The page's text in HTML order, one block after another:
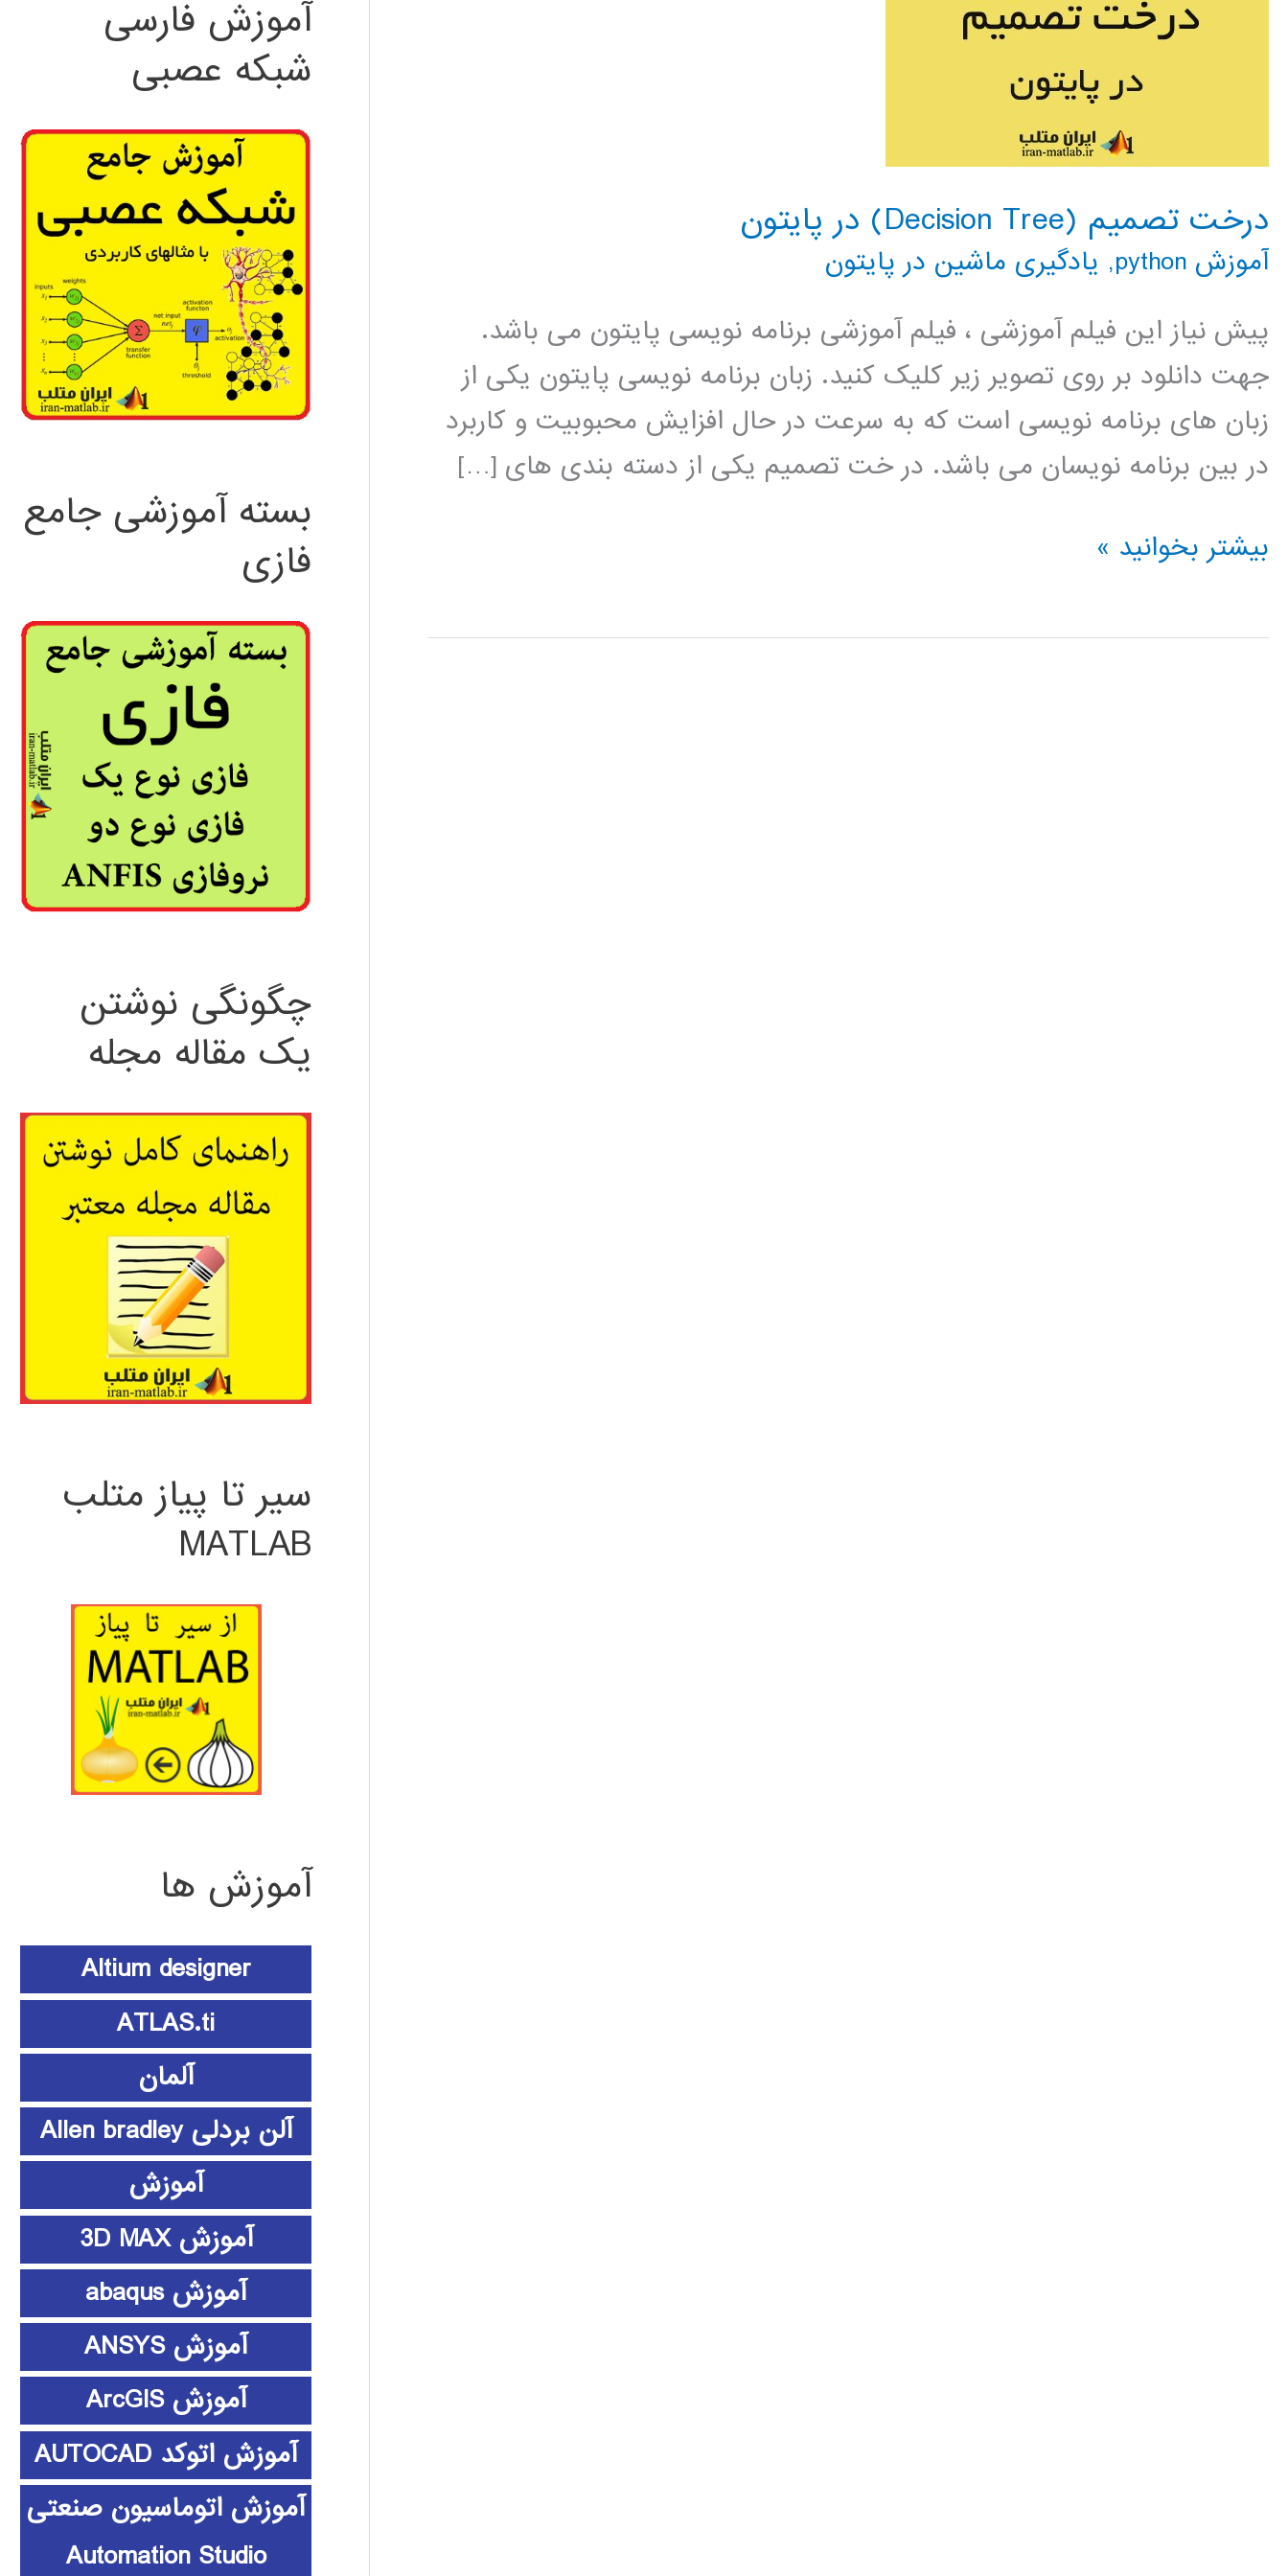
درخت تصمیم (Decision Tree) در پایتون
آموزش python , یادگیری ماشین در پایتون
پیش نیاز این فیلم آموزشی ، فیلم آموزشی برنامه نویسی پایتون می باشد.
جهت دانلود بر روی تصویر زیر کلیک کنید. زبان برنامه نویسی پایتون یکی از
زبان های برنامه نویسی است که به سرعت در حال افزایش محبوبیت و کاربرد
در بین برنامه نویسان می باشد. در خت تصمیم یکی از دسته بندی های […]
درخت
(Decision
بیشتر بخوانید »
آموزش فارسی
شبکه عصبی
بسته آموزشی جامع
فازی
چگونگی نوشتن
یک مقاله مجله
سیر تا پیاز متلب
MATLAB
آموزش ها
Altium designer
ATLAS.ti
آلمان
آلن بردلی Allen bradley
آموزش
آموزش 3D MAX
آموزش abaqus
آموزش ANSYS
آموزش ArcGIS
آموزش اتوکد AUTOCAD
آموزش اتوماسیون صنعتی
Automation Studio